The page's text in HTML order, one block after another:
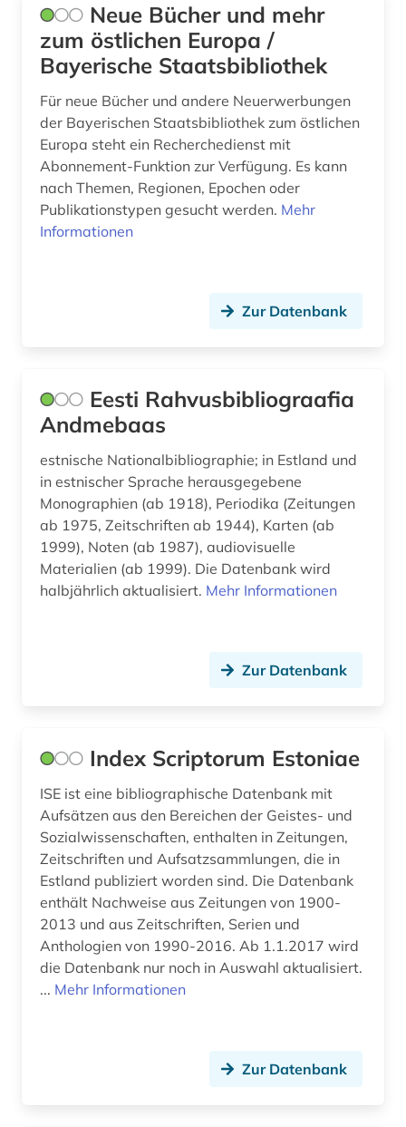
Neue Bücher und mehr
zum östlichen Europa /
Bayerische Staatsbibliothek
Für neue Bücher und andere Neuerwerbungen
der Bayerischen Staatsbibliothek zum östlichen
Europa steht ein Recherchedienst mit
Abonnement-Funktion zur Verfügung. Es kann
nach Themen, Regionen, Epochen oder
Publikationstypen gesucht werden. Mehr
Informationen
Zur Datenbank
Eesti Rahvusbibliograafia
Andmebaas
estnische Nationalbibliographie; in Estland und
in estnischer Sprache herausgegebene
Monographien (ab 1918), Periodika (Zeitungen
ab 1975, Zeitschriften ab 1944), Karten (ab
1999), Noten (ab 1987), audiovisuelle
Materialien (ab 1999). Die Datenbank wird
halbjährlich aktualisiert. Mehr Informationen
Zur Datenbank
Index Scriptorum Estoniae
ISE ist eine bibliographische Datenbank mit
Aufsätzen aus den Bereichen der Geistes- und
Sozialwissenschaften, enthalten in Zeitungen,
Zeitschriften und Aufsatzsammlungen, die in
Estland publiziert worden sind. Die Datenbank
enthält Nachweise aus Zeitungen von 1900-
2013 und aus Zeitschriften, Serien und
Anthologien von 1990-2016. Ab 1.1.2017 wird
die Datenbank nur noch in Auswahl aktualisiert.
... Mehr Informationen
Zur Datenbank